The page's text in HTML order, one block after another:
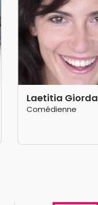
Laetitia Giorda
Comédienne